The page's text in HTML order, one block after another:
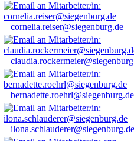
cornelia.reiser@siegenburg.de
bernadette.roehrl@siegenburg.de
ilona.schlauderer@siegenburg.de